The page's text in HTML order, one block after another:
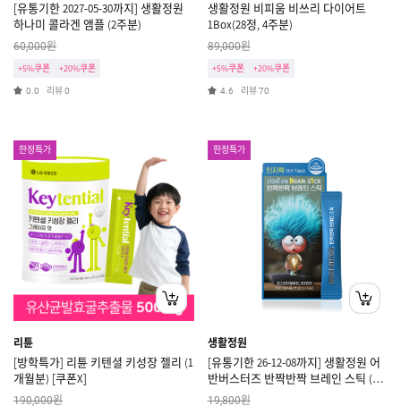
[유통기한 2027-05-30까지] 생활정원
하나미 콜라겐 앰플 (2주분)
60,000원
+5%쿠폰 +20%쿠폰
0.0 리뷰0
생활정원 비피움 비쓰리 다이어트
1Box(28정, 4주분)
89,000원
+5%쿠폰 +20%쿠폰
4.6 리뷰70
한정특가
리튠
[방학특가] 리튠 키텐셜 키성장 젤리 (1
개월분) [쿠폰X]
190,000원
한정특가
생활정원
[유통기한 26-12-08까지] 생활정원 어
반버스터즈 반짝반짝 브레인 스틱 (14
일분) [쿠폰X]
19,800원